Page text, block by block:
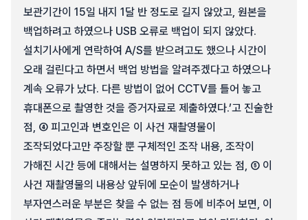
보관기간이 15일 내지 1달 반 정도로 길지 않았고, 원본을
백업하려고 하였으나 USB 오류로 백업이 되지 않았다.
설치기사에게 연락하여 A/S를 받으려고도 했으나 시간이
오래 걸린다고 하면서 백업 방법을 알려주겠다고 하였으나
계속 오류가 났다. 다른 방법이 없어 CCTV를 틀어 놓고
휴대폰으로 촬영한 것을 증거자료로 제출하였다.’고 진술한
점, ④ 피고인과 변호인은 이 사건 재촬영물이
조작되었다고만 주장할 뿐 구체적인 조작 내용, 조작이
가해진 시간 등에 대해서는 설명하지 못하고 있는 점, ⑤ 이
사건 재촬영물의 내용상 앞뒤에 모순이 발생하거나
부자연스러운 부분은 찾을 수 없는 점 등에 비추어 보면, 이